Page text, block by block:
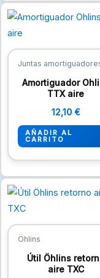
Juntas
Amortiguador
TTX aire
12,10 €
AÑADIR AL
CARRITO
Öhlins
Útil Öhlins
aire TXC